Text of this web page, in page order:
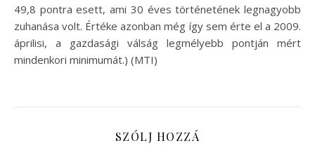
49,8 pontra esett, ami 30 éves történetének legnagyobb
zuhanása volt. Értéke azonban még így sem érte el a 2009.
áprilisi, a gazdasági válság legmélyebb pontján mért
mindenkori minimumát.) (MTI)
SZÓLJ HOZZÁ